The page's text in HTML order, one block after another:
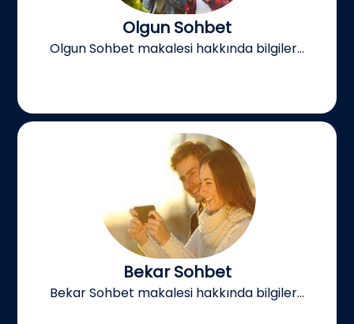
Olgun Sohbet
Olgun Sohbet makalesi hakkında bilgiler...
Bekar Sohbet
Bekar Sohbet makalesi hakkında bilgiler...